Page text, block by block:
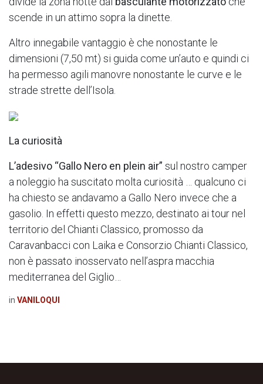
scende in un attimo sopra la dinette.
Altro innegabile vantaggio è che nonostante le
dimensioni (7,50 mt) si guida come un’auto e quindi ci
ha permesso agili manovre nonostante le curve e le
strade strette dell’Isola.
La curiosità
L’adesivo “Gallo Nero en plein air” sul nostro camper
a noleggio ha suscitato molta curiosità … qualcuno ci
ha chiesto se andavamo a Gallo Nero invece che a
gasolio. In effetti questo mezzo, destinato ai tour nel
territorio del Chianti Classico, promosso da
Caravanbacci con Laika e Consorzio Chianti Classico,
non è passato inosservato nell’aspra macchia
mediterranea del Giglio…
in VANILOQUI